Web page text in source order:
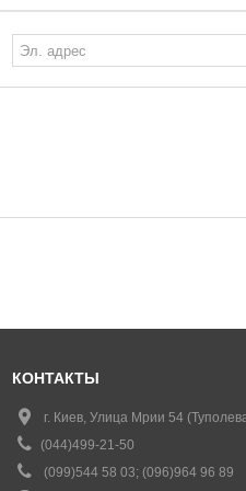
КОНТАКТЫ
г. Киев, Улица Мрии 54
(044)499-21-50
(099)544 58 03; (096)964 96 89